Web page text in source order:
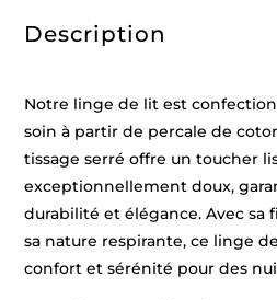
200
x
2
x
x
cm)
Description
Notre linge de lit est
soin à partir de percale de
tissage serré offre un toucher
exceptionnellement doux,
durabilité et élégance. Avec
sa nature respirante, ce linge
confort et sérénité pour des